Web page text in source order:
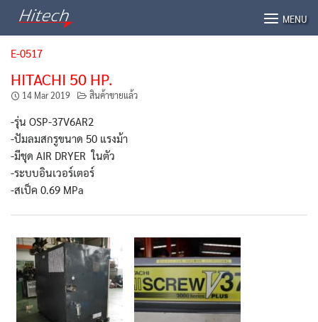
MENU
E-0517
HITACHI 50 HP.
14 Mar 2019 สินค้าขายแล้ว
-รุ่น OSP-37V6AR2
-ปัมลมสกรูขนาด 50 แรงม้า
-มีชุด AIR DRYER ในตัว
-ระบบอินเวอร์เตอร์
-สเป็ค 0.69 MPa